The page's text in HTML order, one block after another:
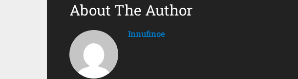
About The Author
Innufinoe